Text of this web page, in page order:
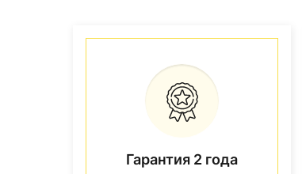
Гарантия 2 года